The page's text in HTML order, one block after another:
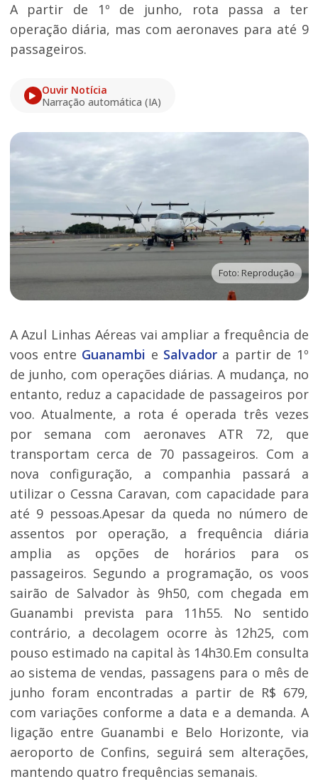
A partir de 1º de junho, rota passa a ter
operação diária, mas com aeronaves para até 9
passageiros.
Ouvir Notícia
Narração automática (IA)
Foto: Reprodução
A Azul Linhas Aéreas vai ampliar a frequência de
voos entre Guanambi e Salvador a partir de 1º
de junho, com operações diárias. A mudança, no
entanto, reduz a capacidade de passageiros por
voo. Atualmente, a rota é operada três vezes
por semana com aeronaves ATR 72, que
transportam cerca de 70 passageiros. Com a
nova configuração, a companhia passará a
utilizar o Cessna Caravan, com capacidade para
até 9 pessoas.Apesar da queda no número de
assentos por operação, a frequência diária
amplia as opções de horários para os
passageiros. Segundo a programação, os voos
sairão de Salvador às 9h50, com chegada em
Guanambi prevista para 11h55. No sentido
contrário, a decolagem ocorre às 12h25, com
pouso estimado na capital às 14h30.Em consulta
ao sistema de vendas, passagens para o mês de
junho foram encontradas a partir de R$ 679,
com variações conforme a data e a demanda. A
ligação entre Guanambi e Belo Horizonte, via
aeroporto de Confins, seguirá sem alterações,
mantendo quatro frequências semanais.